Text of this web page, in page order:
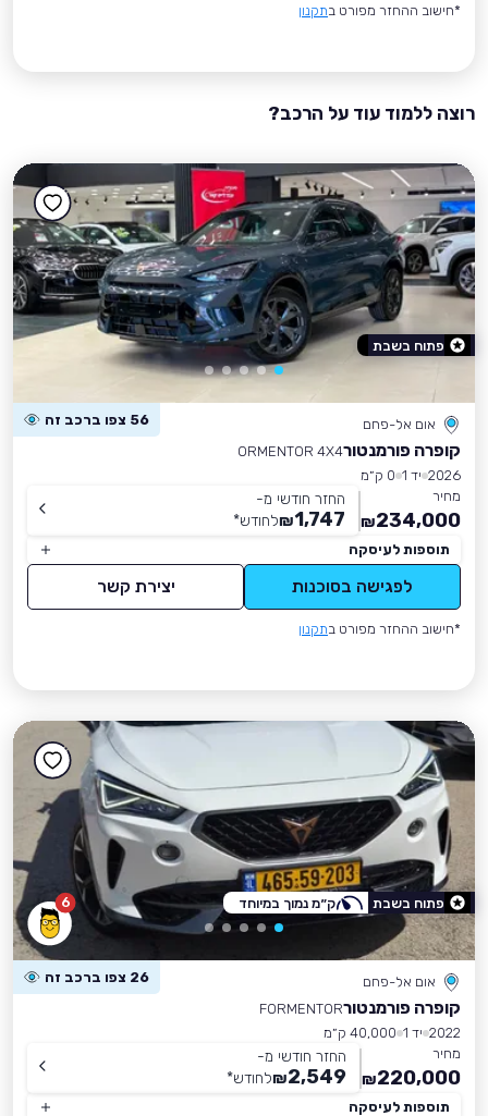
*חישוב ההחזר מפורט בתקנון
רוצה ללמוד עוד על הרכב?
אום אל-פחם 56 צפו ברכב זה
קופרה פורמנטורORMENTOR 4X4
2026 יד 1
0 ק״מ
מחיר
234,000
₪
החזר חודשי מ-
1,747
₪לחודש*
תוספות לעיסקה
לפגישה בסוכנות יצירת קשר
*חישוב ההחזר מפורט בתקנון
פתוח בשבת
6
אום אל-פחם 26 צפו ברכב זה
קופרה פורמנטורFORMENTOR
2022 יד 1
40,000 ק״מ
מחיר
220,000
₪
החזר חודשי מ-
2,549
₪לחודש*
תוספות לעיסקה
פתוח בשבת ק״מ נמוך במיוחד